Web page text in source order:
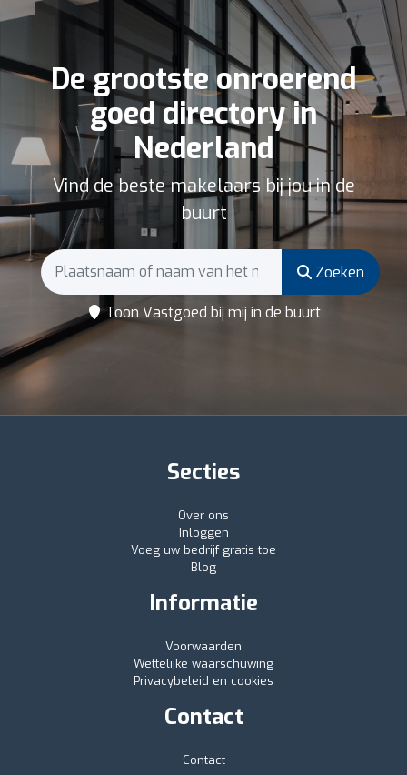
De grootste onroerend
goed directory in
Nederland
Vind de beste makelaars bij jou in de
buurt
Zoeken
Toon Vastgoed bij mij in de buurt
Secties
Over ons
Inloggen
Voeg uw bedrijf gratis toe
Blog
Informatie
Voorwaarden
Wettelijke waarschuwing
Privacybeleid en cookies
Contact
Contact